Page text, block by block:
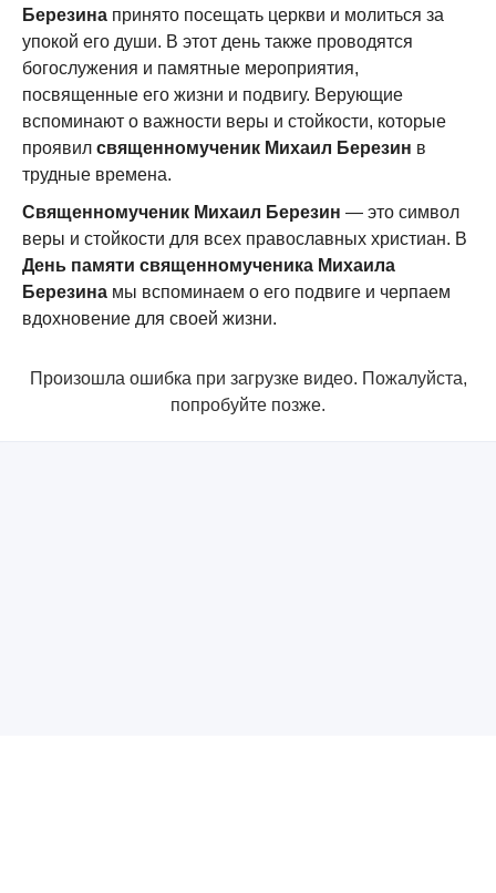
Березина принято посещать церкви и молиться за
упокой его души. В этот день также проводятся
богослужения и памятные мероприятия,
посвященные его жизни и подвигу. Верующие
вспоминают о важности веры и стойкости, которые
проявил священномученик Михаил Березин в
трудные времена.
Священномученик Михаил Березин — это символ
веры и стойкости для всех православных христиан. В
День памяти священномученика Михаила
Березина мы вспоминаем о его подвиге и черпаем
вдохновение для своей жизни.
Произошла ошибка при загрузке видео. Пожалуйста,
попробуйте позже.